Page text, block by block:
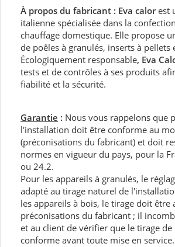
À propos du fabricant : Eva calorest
italienne spécialisée dans la
chauffage domestique. Elle propose
de poêles à granulés, inserts à pellets
Écologiquement responsable, Eva
tests et de contrôles à ses produits
fiabilité et la sécurité.
Garantie : Nous vous rappelons que
l'installation doit être conforme au
(préconisations du fabricant) et doit
normes en vigueur du pays, pour la
ou 24.2.
Pour les appareils à granulés, le
adapté au tirage naturel de
les appareils à bois, le tirage doit être
préconisations du fabricant ; il
et au client de vérifier que le tirage
conforme avant toute mise en service.